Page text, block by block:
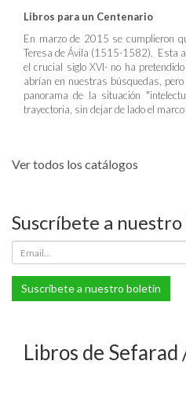
Libros para un Centenario
En marzo de 2015 se cumplieron
Teresa de Ávila (1515-1582). Esta
el crucial siglo XVI- no ha
abrían en nuestras búsquedas,
panorama de la situación
trayectoria, sin dejar de lado el
Ver todos los catálogos
Suscríbete a
Suscríbete a nuestro boletín
Libros de Sefarad